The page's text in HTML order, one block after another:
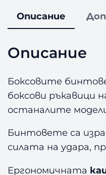
Описание
Описание
Боксовите
боксови ръкавици
останалите
Бинтовете са
силата на удара,
Ергономичната